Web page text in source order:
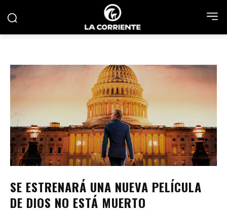
SE ESTRENARÁ UNA NUEVA PELÍCULA
DE DIOS NO ESTÁ MUERTO